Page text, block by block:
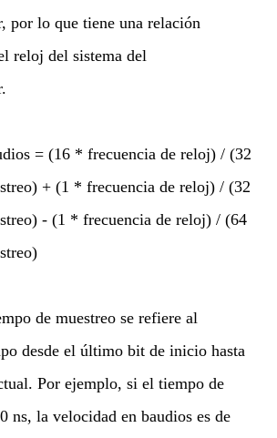
por lo que tiene una relación
reloj del sistema del
= (16 * frecuencia de reloj) / (32
+ (1 * frecuencia de reloj) / (32
- (1 * frecuencia de reloj) / (64
de muestreo se refiere al
desde el último bit de inicio hasta
Por ejemplo, si el tiempo de
ns, la velocidad en baudios es de